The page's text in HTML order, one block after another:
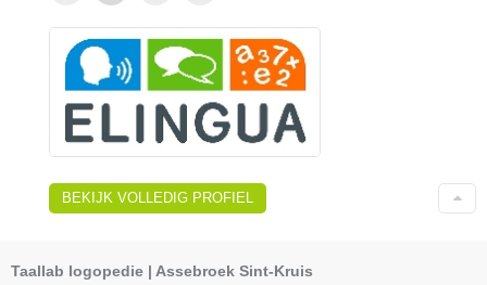
BEKIJK VOLLEDIG PROFIEL
Taallab logopedie | Assebroek Sint-Kruis